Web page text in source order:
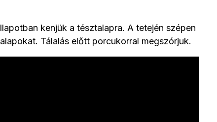
kenjük a tésztalapra. A tetején szépen
Tálalás előtt porcukorral megszórjuk.